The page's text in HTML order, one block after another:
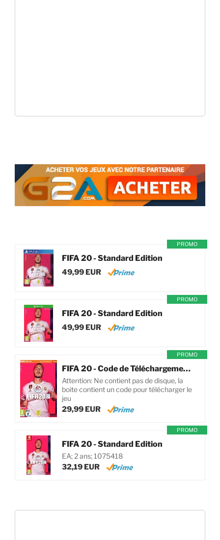
PROMO
FIFA 20 - Standard Edition
49,99 EUR
PROMO
FIFA 20 - Standard Edition
49,99 EUR
PROMO
FIFA 20 - Code de Téléchargement pour PC
Attention: Ne contient pas de disque, la
boite contient un code pour télécharger le
jeu
29,99 EUR
PROMO
FIFA 20 - Standard Edition
EA; 2 ans; 1075418
32,19 EUR